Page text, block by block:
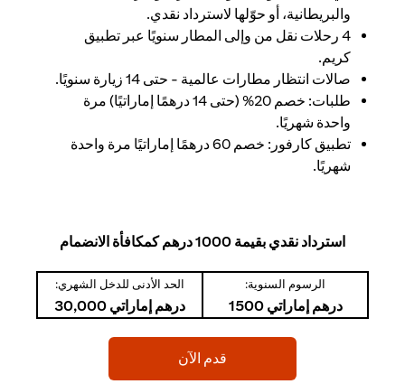
والبريطانية، أو حوّلها لاسترداد نقدي.
4 رحلات نقل من وإلى المطار سنويًا عبر تطبيق
كريم.
صالات انتظار مطارات عالمية - حتى 14 زيارة سنويًا.
طلبات: خصم 20% (حتى 14 درهمًا إماراتيًا) مرة
واحدة شهريًا.
تطبيق كارفور: خصم 60 درهمًا إماراتيًا مرة واحدة
شهريًا.
استرداد نقدي بقيمة 1000 درهم كمكافأة الانضمام
الرسوم السنوية:
درهم إماراتي 1500
الحد الأدنى للدخل الشهري:
درهم إماراتي 30,000
قدم الآن